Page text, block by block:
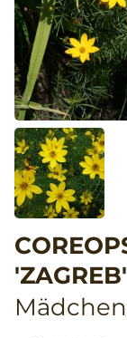
'ZAGREB'